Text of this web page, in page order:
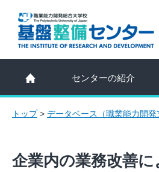
センターの紹介
トップ> データベース（職業能力開発
企業内の業務改善